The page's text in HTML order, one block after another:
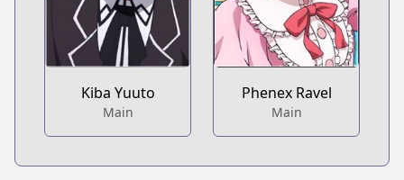
Kiba Yuuto
Main
Phenex Ravel
Main